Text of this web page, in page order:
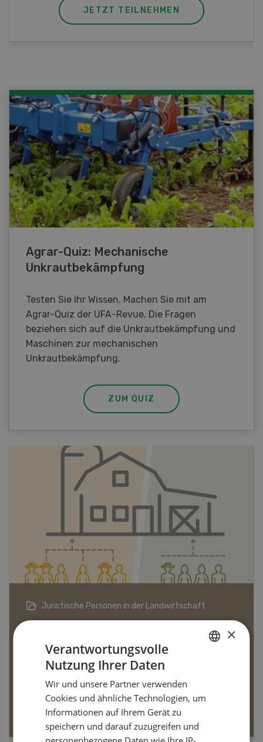
JETZT TEILNEHMEN
Agrar-Quiz: Mechanische
Unkrautbekämpfung
Testen Sie Ihr Wissen. Machen Sie mit am
Agrar-Quiz der UFA-Revue. Die Fragen
beziehen sich auf die Unkrautbekämpfung und
Maschinen zur mechanischen
Unkrautbekämpfung.
ZUM QUIZ
Bio-Artikel
Dossier Bio-Artikel
MEHR ERFAHREN
×
Verantwortungsvolle
Nutzung Ihrer Daten
Wir und unsere Partner verwenden
Cookies und ähnliche Technologien, um
Informationen auf Ihrem Gerät zu
speichern und darauf zuzugreifen und